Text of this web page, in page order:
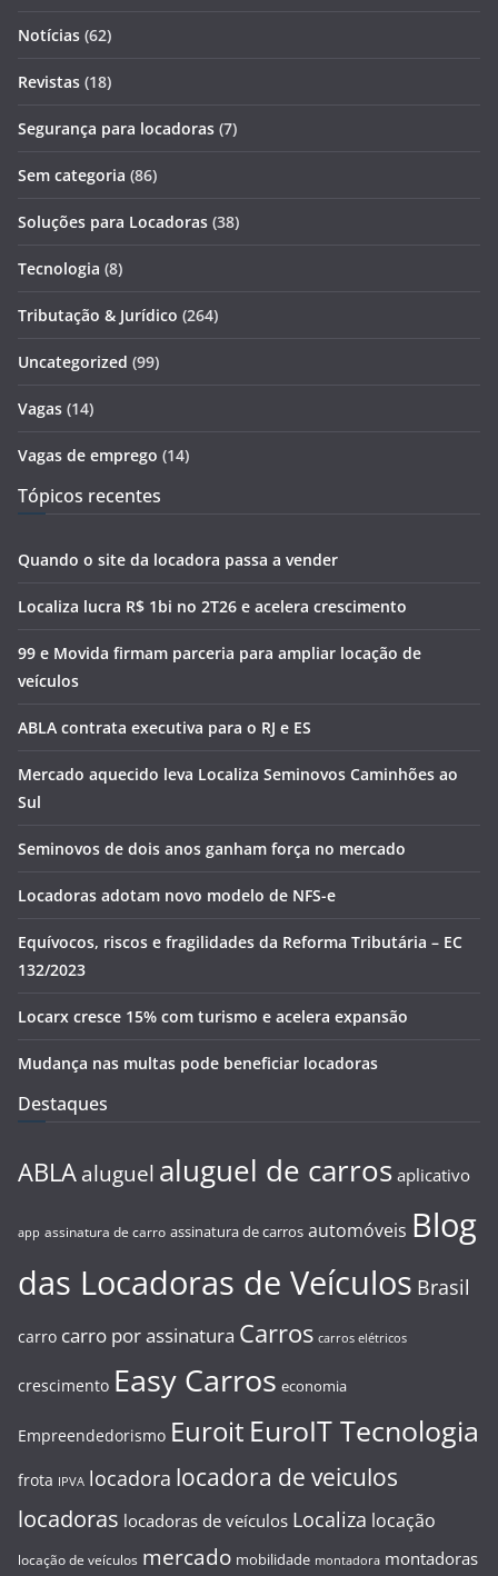
Notícias (62)
Revistas (18)
Segurança para locadoras (7)
Sem categoria (86)
Soluções para Locadoras (38)
Tecnologia (8)
Tributação & Jurídico (264)
Uncategorized (99)
Vagas (14)
Vagas de emprego (14)
Tópicos recentes
Quando o site da locadora passa a vender
Localiza lucra R$ 1bi no 2T26 e acelera crescimento
99 e Movida firmam parceria para ampliar locação de
veículos
ABLA contrata executiva para o RJ e ES
Mercado aquecido leva Localiza Seminovos Caminhões ao
Sul
Seminovos de dois anos ganham força no mercado
Locadoras adotam novo modelo de NFS-e
Equívocos, riscos e fragilidades da Reforma Tributária – EC
132/2023
Locarx cresce 15% com turismo e acelera expansão
Mudança nas multas pode beneficiar locadoras
Destaques
ABLA aluguel aluguel de carros aplicativo
app assinatura de carro assinatura de carros automóveis Blog
das Locadoras de Veículos Brasil
carro carro por assinatura Carros carros elétricos
crescimento Easy Carros economia
Empreendedorismo Euroit EuroIT Tecnologia
frota IPVA locadora locadora de veiculos
locadoras locadoras de veículos Localiza locação
locação de veículos mercado mobilidade montadora montadoras